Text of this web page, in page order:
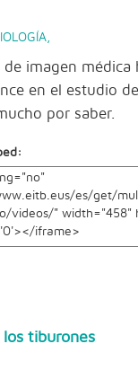
,
de imagen
en el estudio
por saber.
tiburones